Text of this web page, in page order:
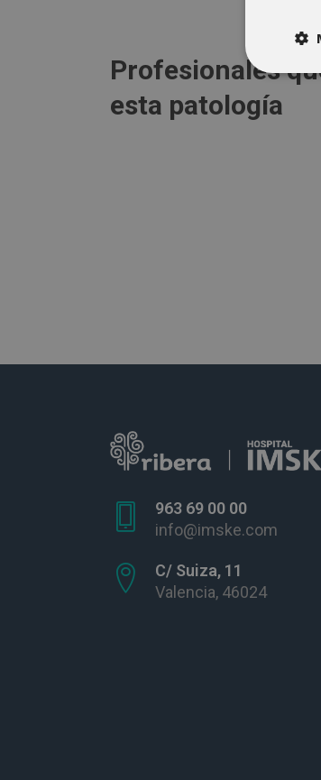
Profesionales
esta patología
963 69 00 00
info@imske.com
C/ Suiza, 11
Valencia, 46024